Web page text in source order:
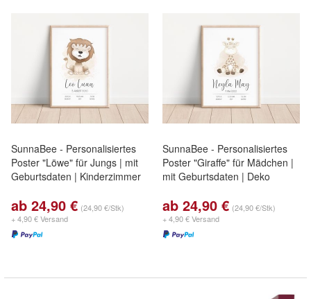
SunnaBee - Personalisiertes
Poster "Löwe" für Jungs | mit
Geburtsdaten | Kinderzimmer
ab 24,90 € (24,90 €/Stk)
+ 4,90 € Versand
SunnaBee - Personalisiertes
Poster "Giraffe" für Mädchen |
mit Geburtsdaten | Deko
ab 24,90 € (24,90 €/Stk)
+ 4,90 € Versand